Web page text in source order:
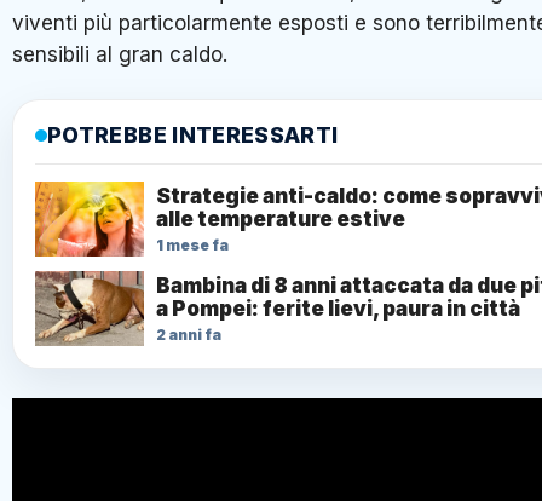
viventi più particolarmente esposti e sono
sensibili al gran caldo.
POTREBBE INTERESSARTI
Strategie anti-caldo: come
alle temperature estive
1 mese fa
Bambina di 8 anni attaccata da due
a Pompei: ferite lievi, paura in città
2 anni fa